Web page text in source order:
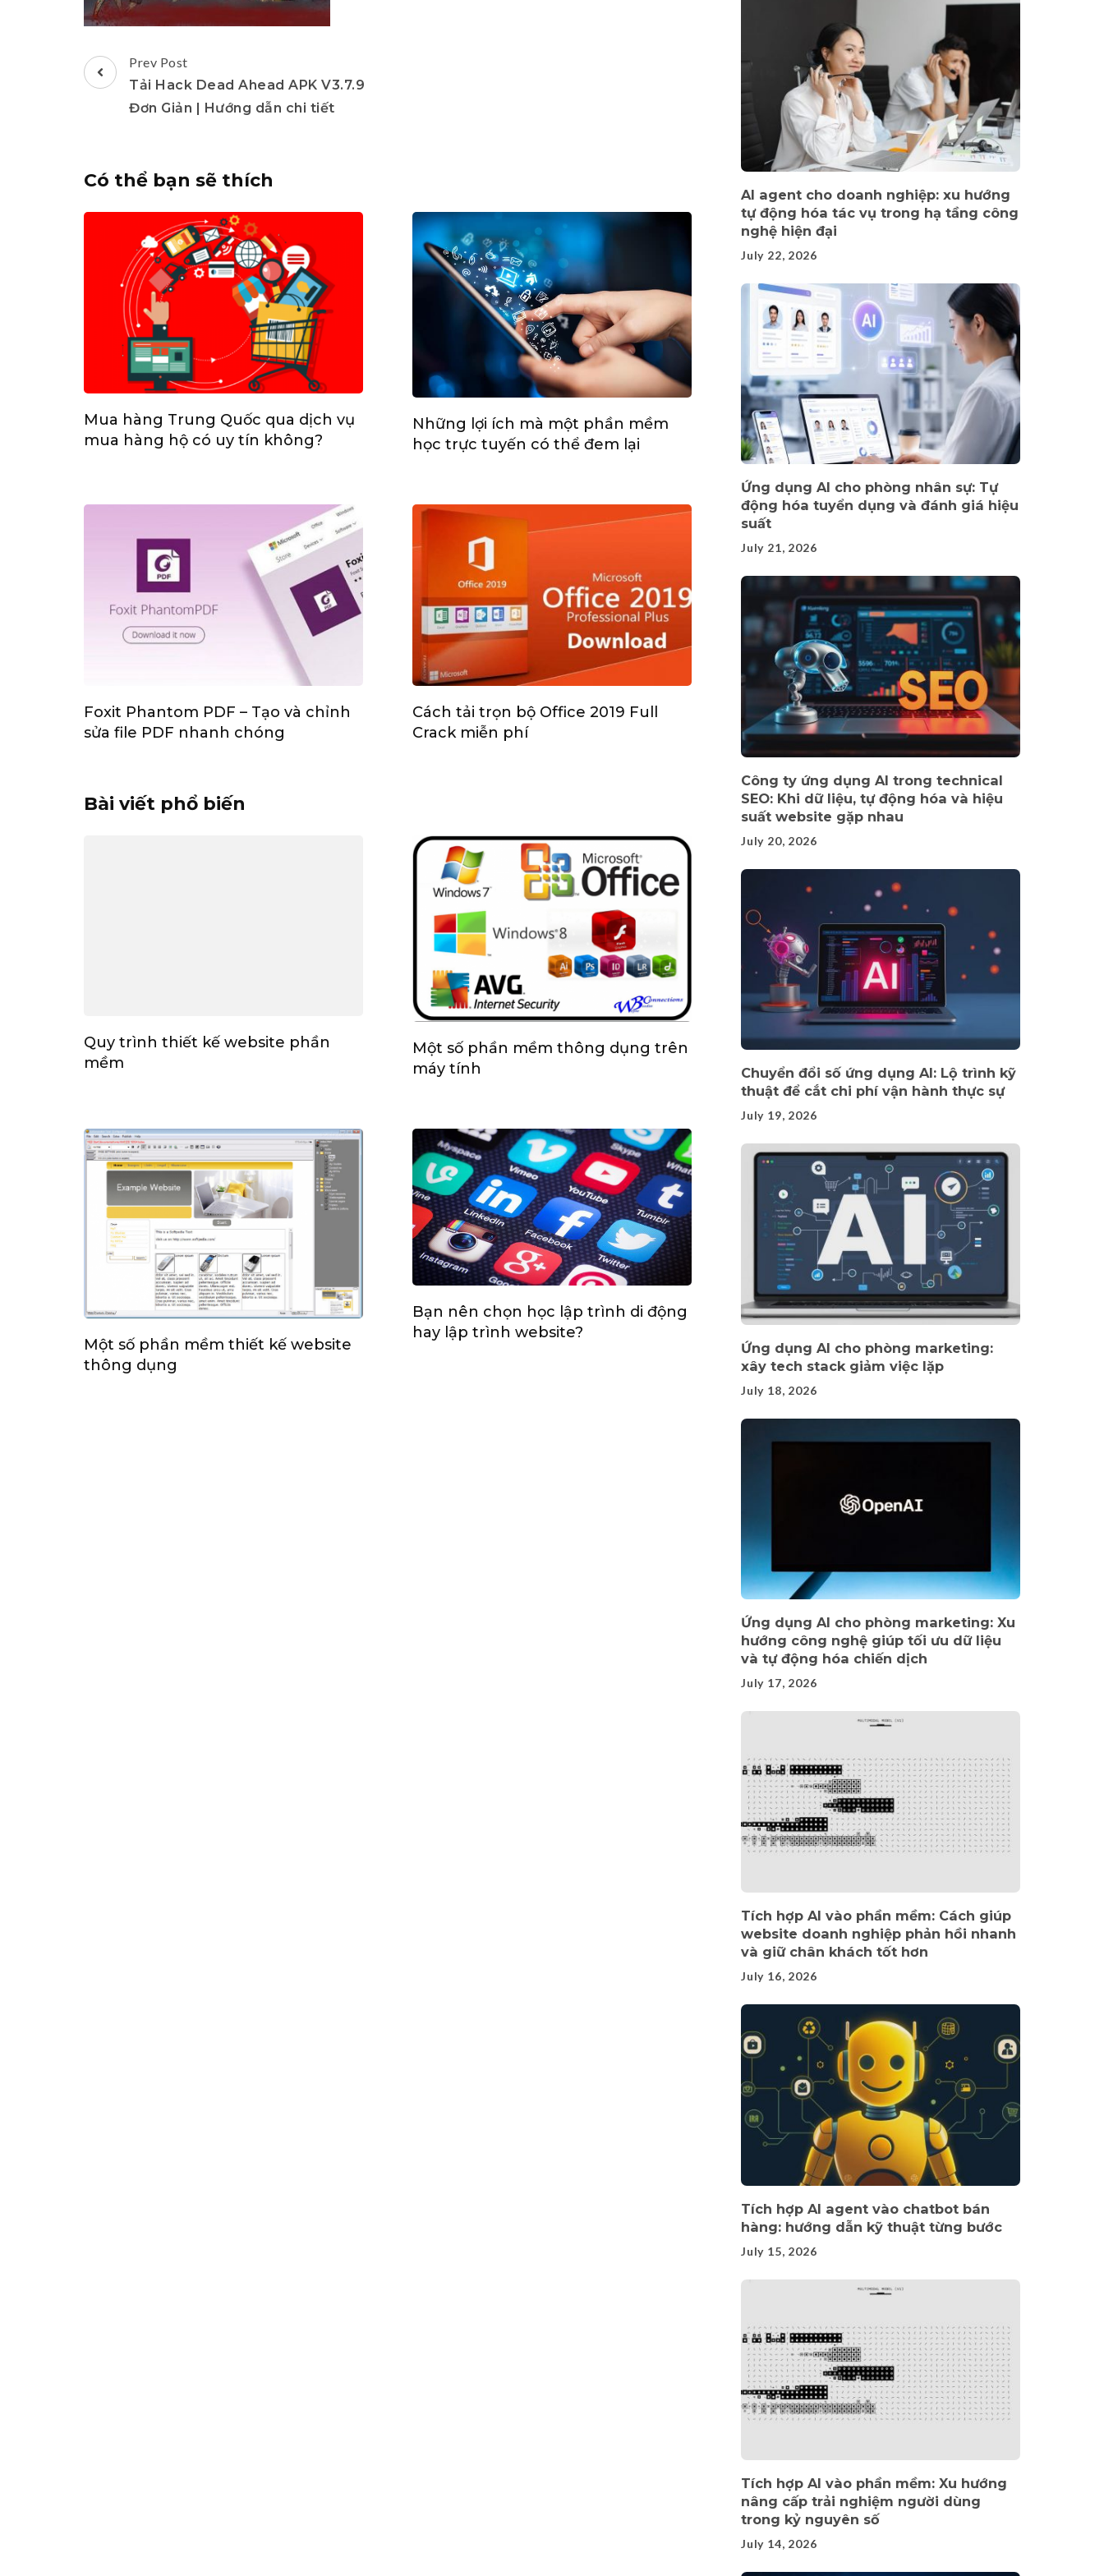
Post
Navigation
Prev Post
Tải Hack Dead Ahead APK V3.7.9
Đơn Giản | Hướng dẫn chi tiết
Có thể bạn sẽ thích
Mua hàng Trung Quốc qua dịch vụ
mua hàng hộ có uy tín không?
Những lợi ích mà một phần mềm
học trực tuyến có thể đem lại
Foxit Phantom PDF – Tạo và chỉnh
sửa file PDF nhanh chóng
Cách tải trọn bộ Office 2019 Full
Crack miễn phí
Bài viết phổ biến
Quy trình thiết kế website phần
mềm
Một số phần mềm thông dụng trên
máy tính
Một số phần mềm thiết kế website
thông dụng
Bạn nên chọn học lập trình di động
hay lập trình website?
AI agent cho doanh nghiệp: xu hướng
tự động hóa tác vụ trong hạ tầng công
nghệ hiện đại
July 22, 2026
Ứng dụng AI cho phòng nhân sự: Tự
động hóa tuyển dụng và đánh giá hiệu
suất
July 21, 2026
Công ty ứng dụng AI trong technical
SEO: Khi dữ liệu, tự động hóa và hiệu
suất website gặp nhau
July 20, 2026
Chuyển đổi số ứng dụng AI: Lộ trình kỹ
thuật để cắt chi phí vận hành thực sự
July 19, 2026
Ứng dụng AI cho phòng marketing:
xây tech stack giảm việc lặp
July 18, 2026
Ứng dụng AI cho phòng marketing: Xu
hướng công nghệ giúp tối ưu dữ liệu
và tự động hóa chiến dịch
July 17, 2026
Tích hợp AI vào phần mềm: Cách giúp
website doanh nghiệp phản hồi nhanh
và giữ chân khách tốt hơn
July 16, 2026
Tích hợp AI agent vào chatbot bán
hàng: hướng dẫn kỹ thuật từng bước
July 15, 2026
Tích hợp AI vào phần mềm: Xu hướng
nâng cấp trải nghiệm người dùng
trong kỷ nguyên số
July 14, 2026